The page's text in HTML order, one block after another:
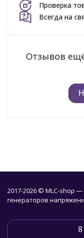
Проверка
Всегда на
Отзывов
2017-2026 © MLC-shop
генераторов